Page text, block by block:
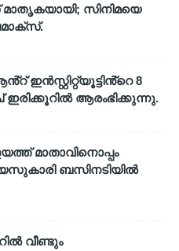
സിനിമയെ
ഇൻസ്റ്റിറ്റ്യൂട്ടിൻ്റെ 8
ആരംഭിക്കുന്നു.
മാതാവിനൊപ്പം
ബസിനടിയിൽ
വീണ്ടും